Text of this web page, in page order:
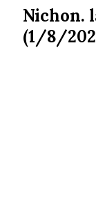
Nichon.
(1/8/